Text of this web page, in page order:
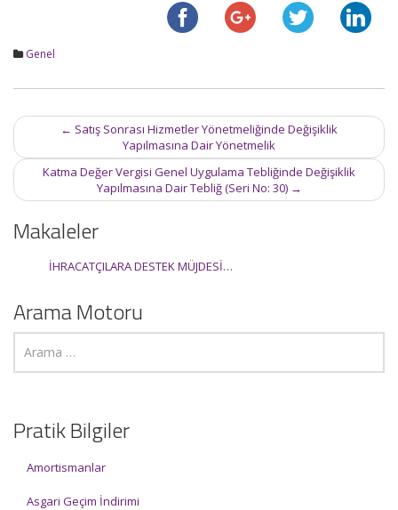
Genel
Post
navigation
← Satış Sonrası Hizmetler Yönetmeliğinde Değişiklik
Yapılmasına Dair Yönetmelik
Katma Değer Vergisi Genel Uygulama Tebliğinde Değişiklik
Yapılmasına Dair Tebliğ (Seri No: 30) →
Makaleler
İHRACATÇILARA DESTEK MÜJDESİ…
Arama Motoru
Pratik Bilgiler
Amortismanlar
Asgari Geçim İndirimi